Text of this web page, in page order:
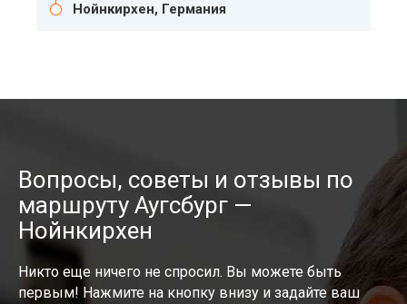
Нойнкирхен, Германия
Вопросы, советы и отзывы по
маршруту Аугсбург —
Нойнкирхен
Никто еще ничего не спросил. Вы можете быть
первым! Нажмите на кнопку внизу и задайте ваш